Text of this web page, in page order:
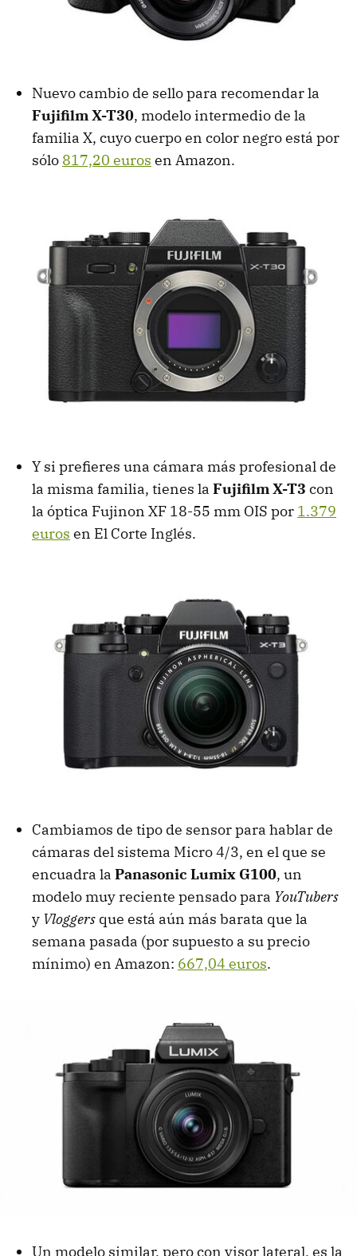
Nuevo cambio de sello para recomendar la
Fujifilm X-T30, modelo intermedio de la
familia X, cuyo cuerpo en color negro está por
sólo 817,20 euros en Amazon.
Y si prefieres una cámara más profesional de
la misma familia, tienes la Fujifilm X-T3 con
la óptica Fujinon XF 18-55 mm OIS por 1.379
euros en El Corte Inglés.
Cambiamos de tipo de sensor para hablar de
cámaras del sistema Micro 4/3, en el que se
encuadra la Panasonic Lumix G100, un
modelo muy reciente pensado para YouTubers
y Vloggers que está aún más barata que la
semana pasada (por supuesto a su precio
mínimo) en Amazon: 667,04 euros.
Un modelo similar, pero con visor lateral, es la